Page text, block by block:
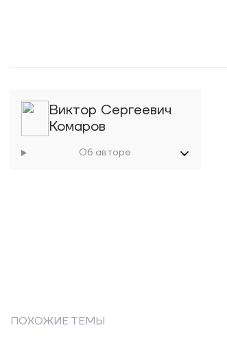
Виктор Сергеевич
Комаров
Об авторе
ПОХОЖИЕ ТЕМЫ